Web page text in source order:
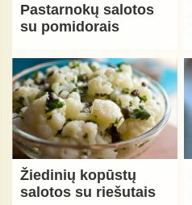
Pastarnokų salotos
su pomidorais
Žiedinių kopūstų
salotos su riešutais